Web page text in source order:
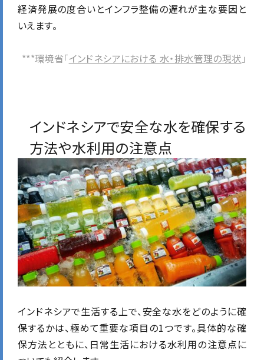
経済発展の度合いとインフラ整備の遅れが主な要因と
いえます。
***環境省「インドネシアにおける 水・排水管理の現状 」
インドネシアで安全な水を確保する
方法や水利用の注意点
インドネシアで生活する上で、安全な水をどのように確
保するかは、極めて重要な項目の1つです。具体的な確
保方法とともに、日常生活における水利用の注意点に